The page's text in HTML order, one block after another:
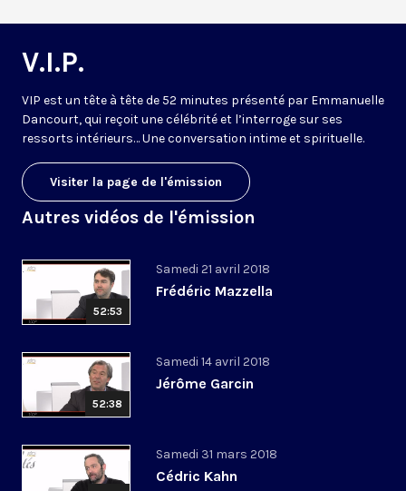
V.I.P.
VIP est un tête à tête de 52 minutes présenté par Emmanuelle
Dancourt, qui reçoit une célébrité et l’interroge sur ses
ressorts intérieurs… Une conversation intime et spirituelle.
Visiter la page de l'émission
Autres vidéos de l'émission
52:53
Samedi 21 avril 2018
Frédéric Mazzella
52:38
Samedi 14 avril 2018
Jérôme Garcin
Samedi 31 mars 2018
Cédric Kahn